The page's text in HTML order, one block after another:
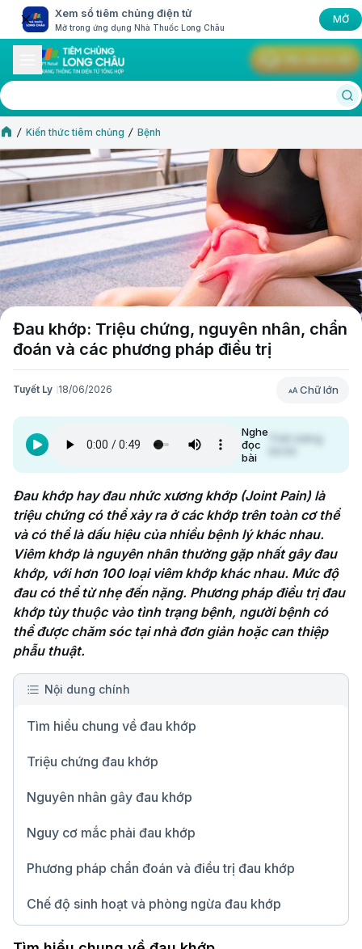
Xem sổ tiêm chủng điện tử
Mở trong ứng dụng Nhà Thuốc Long Châu
MỞ
Kiến thức tiêm chủng Bệnh
Đau khớp: Triệu chứng, nguyên nhân, chẩn
đoán và các phương pháp điều trị
Tuyết Ly 18/06/2026 Chữ lớn
Nghe
đọc
bài
Thời lượng
Đau khớp hay đau nhức xương khớp (Joint Pain) là
triệu chứng có thể xảy ra ở các khớp trên toàn cơ thể
và có thể là dấu hiệu của nhiều bệnh lý khác nhau.
Viêm khớp là nguyên nhân thường gặp nhất gây đau
khớp, với hơn 100 loại viêm khớp khác nhau. Mức độ
đau có thể từ nhẹ đến nặng. Phương pháp điều trị đau
khớp tùy thuộc vào tình trạng bệnh, người bệnh có
thể được chăm sóc tại nhà đơn giản hoặc can thiệp
phẫu thuật.
Nội dung chính
Tìm hiểu chung về đau khớp
Triệu chứng đau khớp
Nguyên nhân gây đau khớp
Nguy cơ mắc phải đau khớp
Phương pháp chẩn đoán và điều trị đau khớp
Chế độ sinh hoạt và phòng ngừa đau khớp